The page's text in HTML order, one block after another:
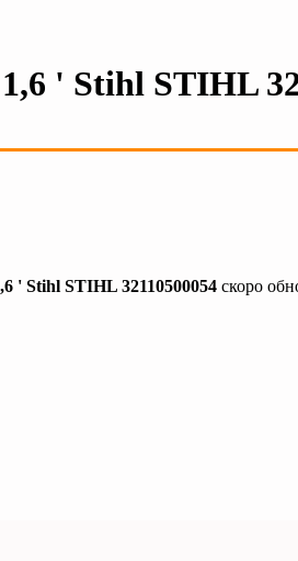
' Stihl STIHL
' Stihl STIHL 32110500054 скоро